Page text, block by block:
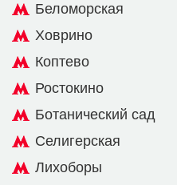
Беломорская
Ховрино
Коптево
Ростокино
Ботанический сад
Селигерская
Лихоборы